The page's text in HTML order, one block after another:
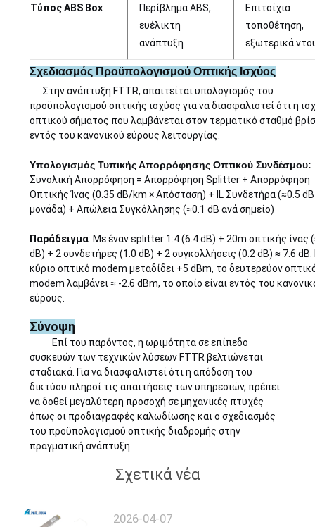
Τύπος ABS Box
Περίβλημα ABS,
ευέλικτη
ανάπτυξη
Επιτοίχια
τοποθέτηση,
εξωτερικά
Σχεδιασμός Προϋπολογισμού Οπτικής Ισχύος
Στην ανάπτυξη FTTR, απαιτείται υπολογισμός του
προϋπολογισμού οπτικής ισχύος για να διασφαλιστεί ότι η
οπτικού σήματος που λαμβάνεται στον τερματικό σταθμό
εντός του κανονικού εύρους λειτουργίας.
Υπολογισμός Τυπικής Απορρόφησης Οπτικού Συνδέσμου:
Συνολική Απορρόφηση = Απορρόφηση Splitter + Απορρόφηση
Οπτικής Ίνας (0.35 dB/km × Απόσταση) + IL Συνδετήρα (≈0.5
μονάδα) + Απώλεια Συγκόλλησης (≈0.1 dB ανά σημείο)
Παράδειγμα: Με έναν splitter 1:4 (6.4 dB) + 20m οπτικής ίνας
dB) + 2 συνδετήρες (1.0 dB) + 2 συγκολλήσεις (0.2 dB) ≈ 7.6 dB.
κύριο οπτικό modem μεταδίδει +5 dBm, το δευτερεύον
modem λαμβάνει ≈ -2.6 dBm, το οποίο είναι εντός του
εύρους.
Σύνοψη
Επί του παρόντος, η ωριμότητα σε επίπεδο
συσκευών των τεχνικών λύσεων FTTR βελτιώνεται
σταδιακά. Για να διασφαλιστεί ότι η απόδοση του
δικτύου πληροί τις απαιτήσεις των υπηρεσιών, πρέπει
να δοθεί μεγαλύτερη προσοχή σε μηχανικές πτυχές
όπως οι προδιαγραφές καλωδίωσης και ο σχεδιασμός
του προϋπολογισμού οπτικής διαδρομής στην
πραγματική ανάπτυξη.
Σχετικά νέα
2026-04-07